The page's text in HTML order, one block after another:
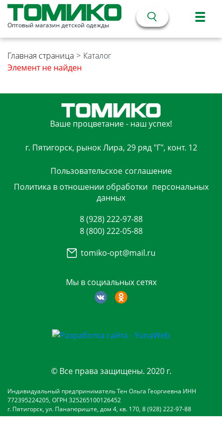
Оптовый магазин детской одежды
Главная страница > Каталог
Элемент не найден
Ваше процветание - наш успех!
г. Пятигорск, рынок Лира, 29 ряд "Г", конт. 12
Пользовательское соглашение
Политика в отношении обработки персональных
данных
Мы в социальных сетях
8 (928) 222-97-88
8 (800) 222-05-88
tomiko-opt@mail.ru
© Все права защищены. 2020 г.
Индивидуальный предприниматель Тен Ольга Георгиевна ИНН
772395224205, ОГРН 325265100126452
г. Пятигорск, ул. Панагюриште, дом 4, кв. 170, 8 (928) 222-97-88